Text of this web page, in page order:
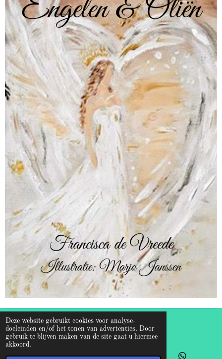
Deze website gebruikt cookies voor analyse-
doeleinden en/of het tonen van advertenties. Door
gebruik te blijven maken van de site gaat u hiermee
akkoord.
© 2026 Francisca de Vreede